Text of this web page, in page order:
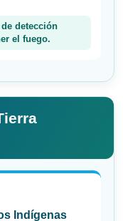
detección
el fuego.
Indígenas